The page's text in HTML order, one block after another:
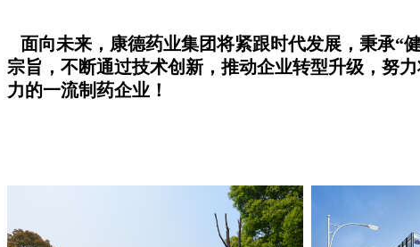
面向未来，康德药业集团将紧跟时代发展，秉承“
宗旨，不断通过技术创新，推动企业转型升级，努
力的一流制药企业！